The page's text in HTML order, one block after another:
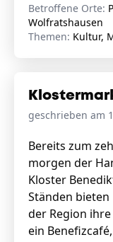
Betroffene Orte:
Wolfratshausen
Themen: Kultur,
geschrieben am
Bereits zum
morgen der
Kloster
Ständen
der Region
ein